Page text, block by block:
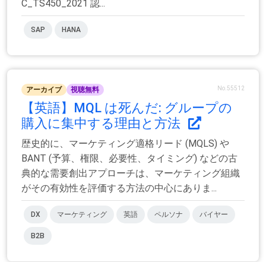
C_TS450_2021 認...
SAP HANA
アーカイブ 視聴無料 No.55512
【英語】MQL は死んだ: グループの
購入に集中する理由と方法
歴史的に、マーケティング適格リード (MQLS) や
BANT (予算、権限、必要性、タイミング) などの古
典的な需要創出アプローチは、マーケティング組織
がその有効性を評価する方法の中心にありま...
DX マーケティング 英語 ペルソナ バイヤー
B2B